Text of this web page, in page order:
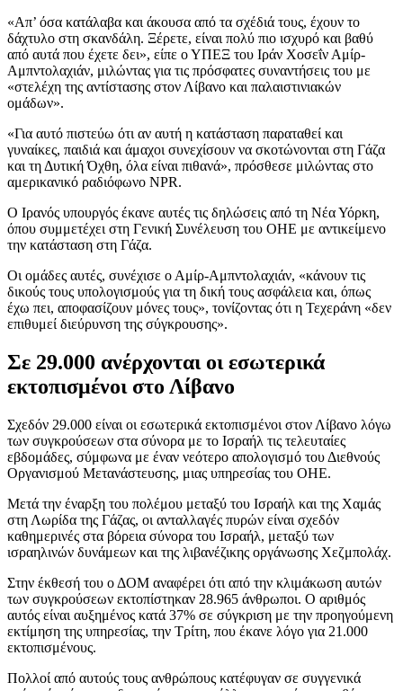
«Απ’ όσα κατάλαβα και άκουσα από τα σχέδιά τους, έχουν το
δάχτυλο στη σκανδάλη. Ξέρετε, είναι πολύ πιο ισχυρό και βαθύ
από αυτά που έχετε δει», είπε ο ΥΠΕΞ του Ιράν Χοσεΐν Αμίρ-
Αμπντολαχιάν, μιλώντας για τις πρόσφατες συναντήσεις του με
«στελέχη της αντίστασης στον Λίβανο και παλαιστινιακών
ομάδων».
«Για αυτό πιστεύω ότι αν αυτή η κατάσταση παραταθεί και
γυναίκες, παιδιά και άμαχοι συνεχίσουν να σκοτώνονται στη Γάζα
και τη Δυτική Όχθη, όλα είναι πιθανά», πρόσθεσε μιλώντας στο
αμερικανικό ραδιόφωνο NPR.
Ο Ιρανός υπουργός έκανε αυτές τις δηλώσεις από τη Νέα Υόρκη,
όπου συμμετέχει στη Γενική Συνέλευση του ΟΗΕ με αντικείμενο
την κατάσταση στη Γάζα.
Οι ομάδες αυτές, συνέχισε ο Αμίρ-Αμπντολαχιάν, «κάνουν τις
δικούς τους υπολογισμούς για τη δική τους ασφάλεια και, όπως
έχω πει, αποφασίζουν μόνες τους», τονίζοντας ότι η Τεχεράνη «δεν
επιθυμεί διεύρυνση της σύγκρουσης».
Σε 29.000 ανέρχονται οι εσωτερικά
εκτοπισμένοι στο Λίβανο
Σχεδόν 29.000 είναι οι εσωτερικά εκτοπισμένοι στον Λίβανο λόγω
των συγκρούσεων στα σύνορα με το Ισραήλ τις τελευταίες
εβδομάδες, σύμφωνα με έναν νεότερο απολογισμό του Διεθνούς
Οργανισμού Μετανάστευσης, μιας υπηρεσίας του ΟΗΕ.
Μετά την έναρξη του πολέμου μεταξύ του Ισραήλ και της Χαμάς
στη Λωρίδα της Γάζας, οι ανταλλαγές πυρών είναι σχεδόν
καθημερινές στα βόρεια σύνορα του Ισραήλ, μεταξύ των
ισραηλινών δυνάμεων και της λιβανέζικης οργάνωσης Χεζμπολάχ.
Στην έκθεσή του ο ΔΟΜ αναφέρει ότι από την κλιμάκωση αυτών
των συγκρούσεων εκτοπίστηκαν 28.965 άνθρωποι. Ο αριθμός
αυτός είναι αυξημένος κατά 37% σε σύγκριση με την προηγούμενη
εκτίμηση της υπηρεσίας, την Τρίτη, που έκανε λόγο για 21.000
εκτοπισμένους.
Πολλοί από αυτούς τους ανθρώπους κατέφυγαν σε συγγενικά